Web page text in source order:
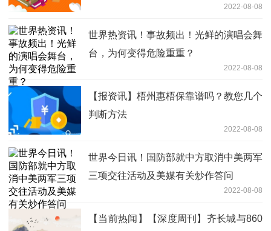
2022-08-08
世界热资讯！事故频出！光鲜的演唱会舞
台，为何变得危险重重？
2022-08-08
【报资讯】梧州惠梧保靠谱吗？教您几个
判断方法
2022-08-08
世界今日讯！国防部就中方取消中美两军
三项交往活动及美媒有关炒作答问
2022-08-08
【当前热闻】【深度周刊】齐长城与860